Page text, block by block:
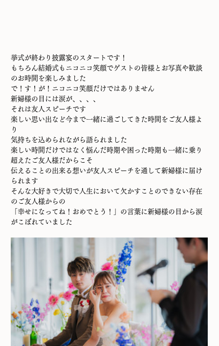
挙式が終わり披露宴のスタートです！
もちろん結婚式もニコニコ笑顔でゲストの皆様とお写真や歓談
のお時間を楽しみました
で！す！が！ニコニコ笑顔だけではありません
新婦様の目には涙が、、、、
それは友人スピーチです
楽しい思い出など今まで一緒に過ごしてきた時間をご友人様よ
り
気持ちを込められながら語られました
楽しい時間だけではなく悩んだ時期や困った時期も一緒に乗り
超えたご友人様だからこそ
伝えることの出来る想いが友人スピーチを通して新婦様に届け
られます
そんな大好きで大切で人生において欠かすことのできない存在
のご友人様からの
「幸せになってね！おめでとう！」の言葉に新婦様の目から涙
がこぼれていました